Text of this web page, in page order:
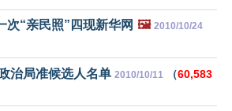
次“亲民照”四现新华网 🖼️ 2010/10/24
治局准候选人名单 2010/10/11 （60,583